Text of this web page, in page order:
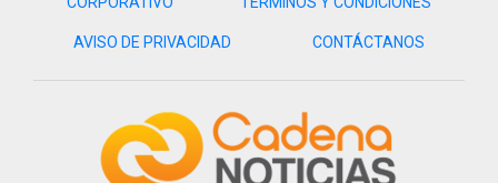
AVISO DE PRIVACIDAD CONTÁCTANOS